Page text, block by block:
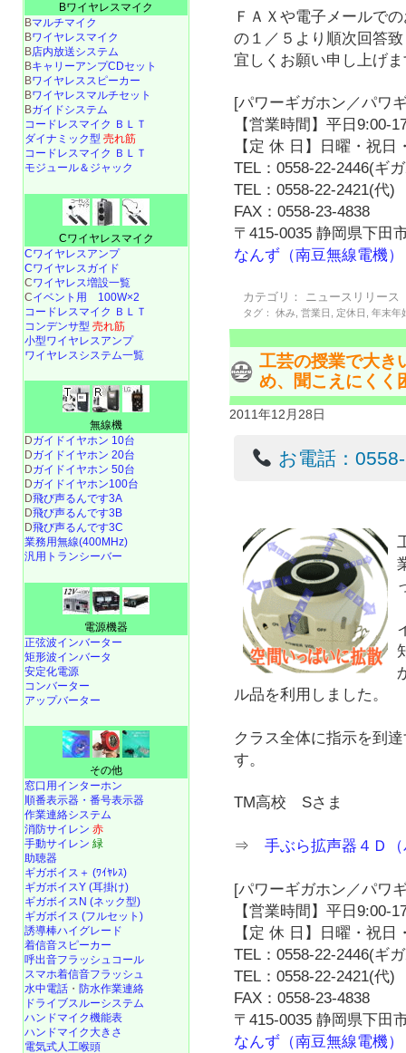
ＦＡＸや電子メールで
の１／５より順次回答
宜しくお願い申し上げ
[パワーギガホン／パワ
【営業時間】平日9:00-
【定 休 日】日曜・祝日
TEL：0558-22-2446(ギ
TEL：0558-22-2421(代)
FAX：0558-23-4838
〒415-0035 静岡県下田
なんず（南豆無線電機）
カテゴリ： ニュースリリース
タグ： 休み ,営業日 定休日 ,年末年
工芸の授業で大き
め、聞こえにくく
2011年12月28日
お電話：
ル品を利用しました。
クラス全体に指示を到
す。
TM高校 Sさま
⇒手ぶら拡声器４Ｄ
[パワーギガホン／パワ
【営業時間】平日9:00-
【定 休 日】日曜・祝日
TEL：0558-22-2446(ギ
TEL：0558-22-2421(代)
FAX：0558-23-4838
〒415-0035 静岡県下田
なんず（南豆無線電機）
Bワイヤレスマイク
Bマルチマイク
Bワイヤレスマイク
B店内放送システム
BキャリーアンプCDセット
Bワイヤレススピーカー
Bワイヤレスマルチセット
Bガイドシステム
コードレスマイク ＢＬＴ
ダイナミック型 売れ筋
コードレスマイク ＢＬＴ
モジュール＆ジャック
Cワイヤレスマイク
Cワイヤレスアンプ
Cワイヤレスガイド
Cワイヤレス増設一覧
Cイベント用 100W×2
コードレスマイク ＢＬＴ
コンデンサ型 売れ筋
小型ワイヤレスアンプ
ワイヤレスシステム一覧
無線機
Dガイドイヤホン 10台
Dガイドイヤホン 20台
Dガイドイヤホン 50台
Dガイドイヤホン100台
D飛び声るんです3A
D飛び声るんです3B
D飛び声るんです3C
業務用無線(400MHz)
汎用トランシーバー
電源機器
正弦波インバーター
矩形波インバータ
安定化電源
コンバーター
アップバーター
その他
窓口用インターホン
順番表示器・番号表示器
作業連絡システム
消防サイレン 赤
手動サイレン 緑
助聴器
ギガボイス＋ (ﾜｲﾔﾚｽ)
ギガボイスY (耳掛け)
ギガボイスN (ネック型)
ギガボイス (フルセット)
誘導棒ハイグレード
着信音スピーカー
呼出音フラッシュコール
スマホ着信音フラッシュ
水中電話 ・ 防水作業連絡
ドライブスルーシステム
ハンドマイク機能表
ハンドマイク大きさ
電気式人工喉頭